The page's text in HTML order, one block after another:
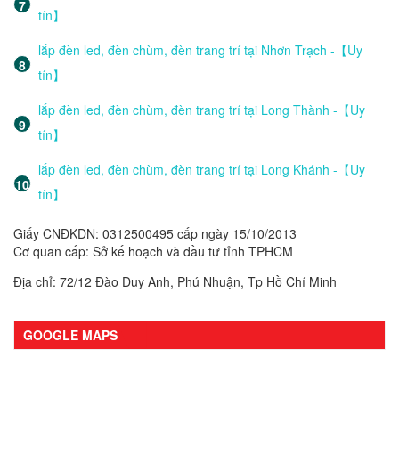
tín】
lắp đèn led, đèn chùm, đèn trang trí tại Nhơn Trạch -【Uy
tín】
lắp đèn led, đèn chùm, đèn trang trí tại Long Thành -【Uy
tín】
lắp đèn led, đèn chùm, đèn trang trí tại Long Khánh -【Uy
tín】
Giấy CNĐKDN: 0312500495 cấp ngày 15/10/2013
Cơ quan cấp: Sở kế hoạch và đầu tư tỉnh TPHCM
Địa chỉ: 72/12 Đào Duy Anh, Phú Nhuận, Tp Hồ Chí Minh
GOOGLE MAPS